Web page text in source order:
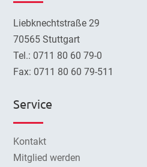
Liebknechtstraße 29
70565 Stuttgart
Tel.: 0711 80 60 79-0
Fax: 0711 80 60 79-511
Service
Kontakt
Mitglied werden